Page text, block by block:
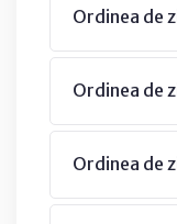
Ordinea de
Ordinea de
Ordinea de